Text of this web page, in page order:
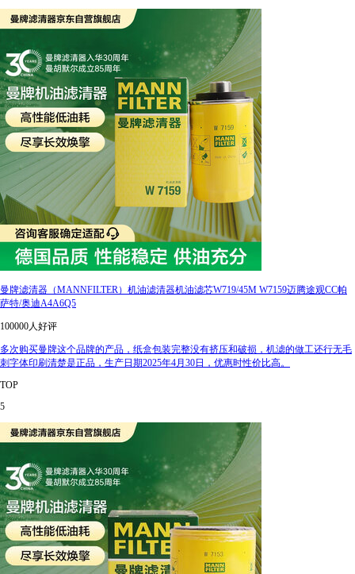
曼牌滤清器（MANNFILTER）机油滤清器机油滤芯W719/45M W7159迈腾途观CC帕
萨特/奥迪A4A6Q5
100000人好评
多次购买曼牌这个品牌的产品，纸盒包装完整没有挤压和破损，机滤的做工还行无毛
刺字体印刷清楚是正品，生产日期2025年4月30日，优惠时性价比高。
TOP
5